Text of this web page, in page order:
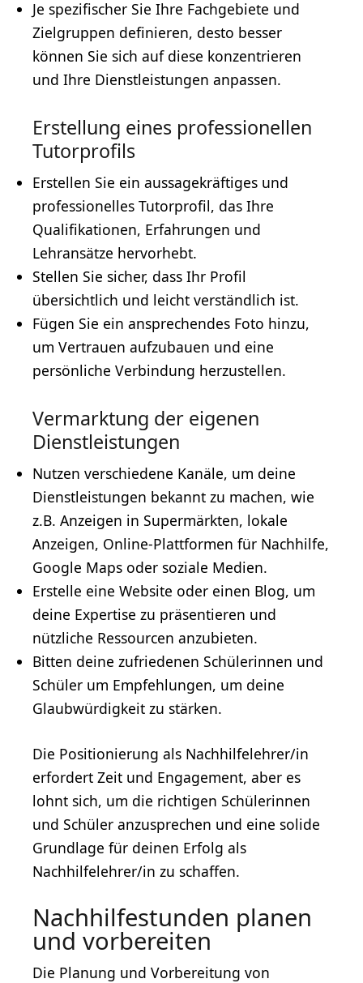
Je spezifischer Sie Ihre Fachgebiete und
Zielgruppen definieren, desto besser
können Sie sich auf diese konzentrieren
und Ihre Dienstleistungen anpassen.
Erstellung eines professionellen
Tutorprofils
Erstellen Sie ein aussagekräftiges und
professionelles Tutorprofil, das Ihre
Qualifikationen, Erfahrungen und
Lehransätze hervorhebt.
Stellen Sie sicher, dass Ihr Profil
übersichtlich und leicht verständlich ist.
Fügen Sie ein ansprechendes Foto hinzu,
um Vertrauen aufzubauen und eine
persönliche Verbindung herzustellen.
Vermarktung der eigenen
Dienstleistungen
Nutzen verschiedene Kanäle, um deine
Dienstleistungen bekannt zu machen, wie
z.B. Anzeigen in Supermärkten, lokale
Anzeigen, Online-Plattformen für Nachhilfe,
Google Maps oder soziale Medien.
Erstelle eine Website oder einen Blog, um
deine Expertise zu präsentieren und
nützliche Ressourcen anzubieten.
Bitten deine zufriedenen Schülerinnen und
Schüler um Empfehlungen, um deine
Glaubwürdigkeit zu stärken.
Die Positionierung als Nachhilfelehrer/in
erfordert Zeit und Engagement, aber es
lohnt sich, um die richtigen Schülerinnen
und Schüler anzusprechen und eine solide
Grundlage für deinen Erfolg als
Nachhilfelehrer/in zu schaffen.
Nachhilfestunden planen
und vorbereiten
Die Planung und Vorbereitung von